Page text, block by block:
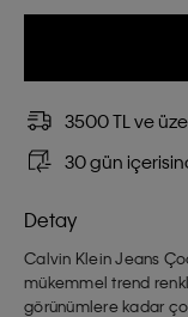
3500 TL ve
30 gün
Detay
Calvin Klein Jeans
mükemmel trend
görünümlere kadar